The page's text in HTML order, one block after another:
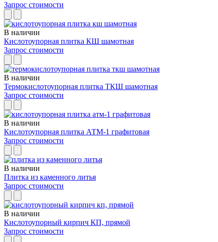
Запрос стоимости
В наличии
Кислотоупорная плитка КШ шамотная
Запрос стоимости
В наличии
Термокислотоупорная плитка ТКШ шамотная
Запрос стоимости
В наличии
Кислотоупорная плитка АТМ-1 графитовая
Запрос стоимости
В наличии
Плитка из каменного литья
Запрос стоимости
В наличии
Кислотоупорный кирпич КП, прямой
Запрос стоимости